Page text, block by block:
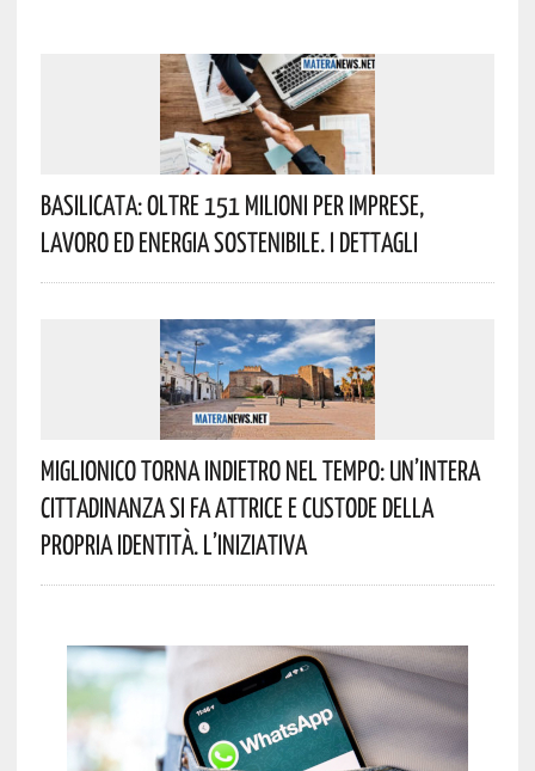
Basilicata: Oltre 151 Milioni Per Imprese,
Lavoro Ed Energia Sostenibile. I Dettagli
Miglionico Torna Indietro Nel Tempo: Un’intera
Cittadinanza Si Fa Attrice E Custode Della
Propria Identità. L’iniziativa